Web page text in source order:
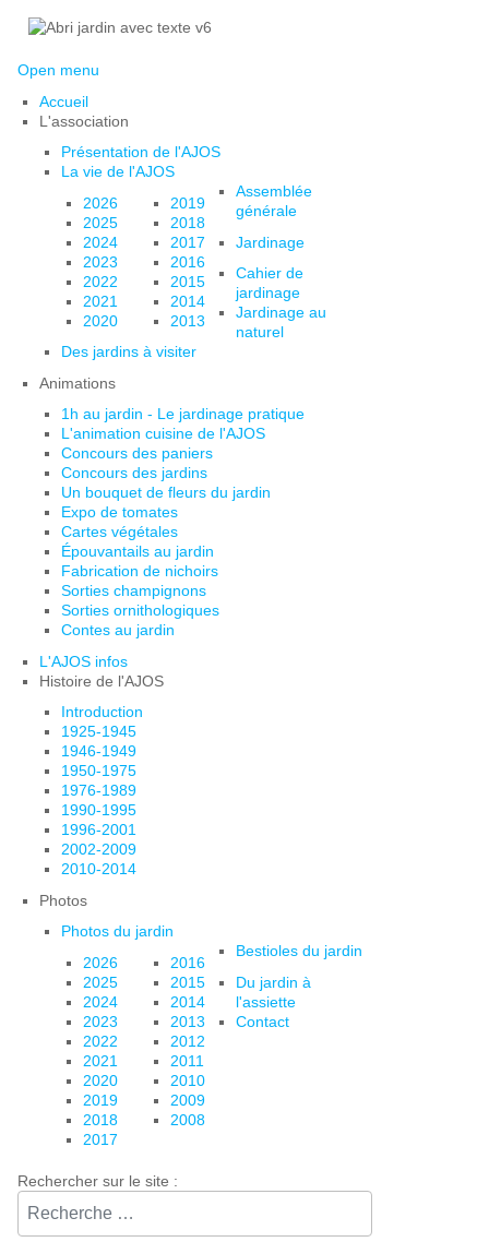
Open menu
Accueil
L'association
Présentation de l'AJOS
La vie de l'AJOS
2026
2025
2024
2023
2022
2021
2020
2019
2018
2017
2016
2015
2014
2013
Assemblée
générale
Jardinage
Cahier de
jardinage
Jardinage au
naturel
Des jardins à visiter
Animations
1h au jardin - Le jardinage pratique
L'animation cuisine de l'AJOS
Concours des paniers
Concours des jardins
Un bouquet de fleurs du jardin
Expo de tomates
Cartes végétales
Épouvantails au jardin
Fabrication de nichoirs
Sorties champignons
Sorties ornithologiques
Contes au jardin
L'AJOS infos
Histoire de l'AJOS
Introduction
1925-1945
1946-1949
1950-1975
1976-1989
1990-1995
1996-2001
2002-2009
2010-2014
Photos
Photos du jardin
2026
2025
2024
2023
2022
2021
2020
2019
2018
2017
2016
2015
2014
2013
2012
2011
2010
2009
2008
Bestioles du jardin
Du jardin à
l'assiette
Contact
Rechercher sur le site :⠀